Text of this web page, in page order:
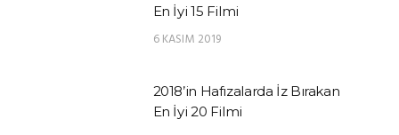
En İyi 15 Filmi
6 KASIM 2019
2018’in Hafızalarda İz Bırakan
En İyi 20 Filmi